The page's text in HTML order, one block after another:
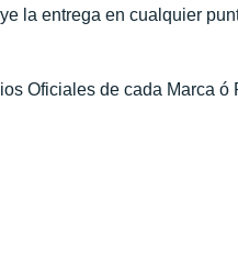
la entrega en cualquier
Oficiales de cada Marca